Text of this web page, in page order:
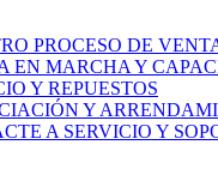
PROCESO DE
EN MARCHA Y
Y REPUESTOS
Y
A SERVICIO Y